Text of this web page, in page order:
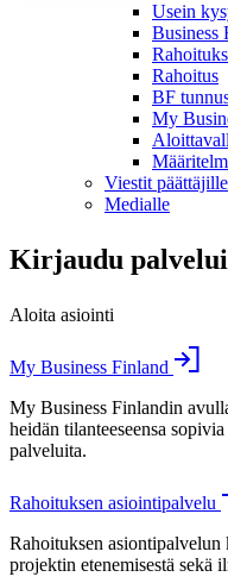
Usein
Business
Rahoitus
BF
My
Viestit päättäjille
Medialle
Kirjaudu
Aloita asiointi
My Business Finland
My Business Finlandin
heidän tilanteeseensa
palveluita.
Rahoituksen asiointipalvelu
Rahoituksen asiontipalvelun
projektin etenemisestä sekä